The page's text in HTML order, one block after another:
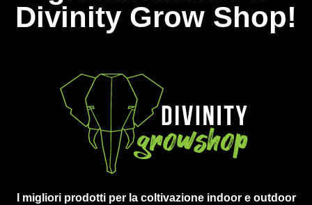
Divinity Grow Shop!
I migliori prodotti per la coltivazione indoor e outdoor